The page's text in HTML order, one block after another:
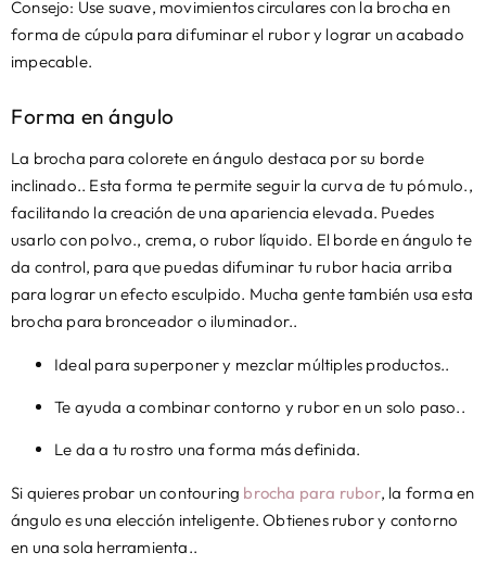
Consejo: Use suave, movimientos circulares con la brocha en
forma de cúpula para difuminar el rubor y lograr un acabado
impecable.
Forma en ángulo
La brocha para colorete en ángulo destaca por su borde
inclinado.. Esta forma te permite seguir la curva de tu pómulo.,
facilitando la creación de una apariencia elevada. Puedes
usarlo con polvo., crema, o rubor líquido. El borde en ángulo te
da control, para que puedas difuminar tu rubor hacia arriba
para lograr un efecto esculpido. Mucha gente también usa esta
brocha para bronceador o iluminador..
Ideal para superponer y mezclar múltiples productos..
Te ayuda a combinar contorno y rubor en un solo paso..
Le da a tu rostro una forma más definida.
Si quieres probar un contouring brocha para rubor, la forma en
ángulo es una elección inteligente. Obtienes rubor y contorno
en una sola herramienta..